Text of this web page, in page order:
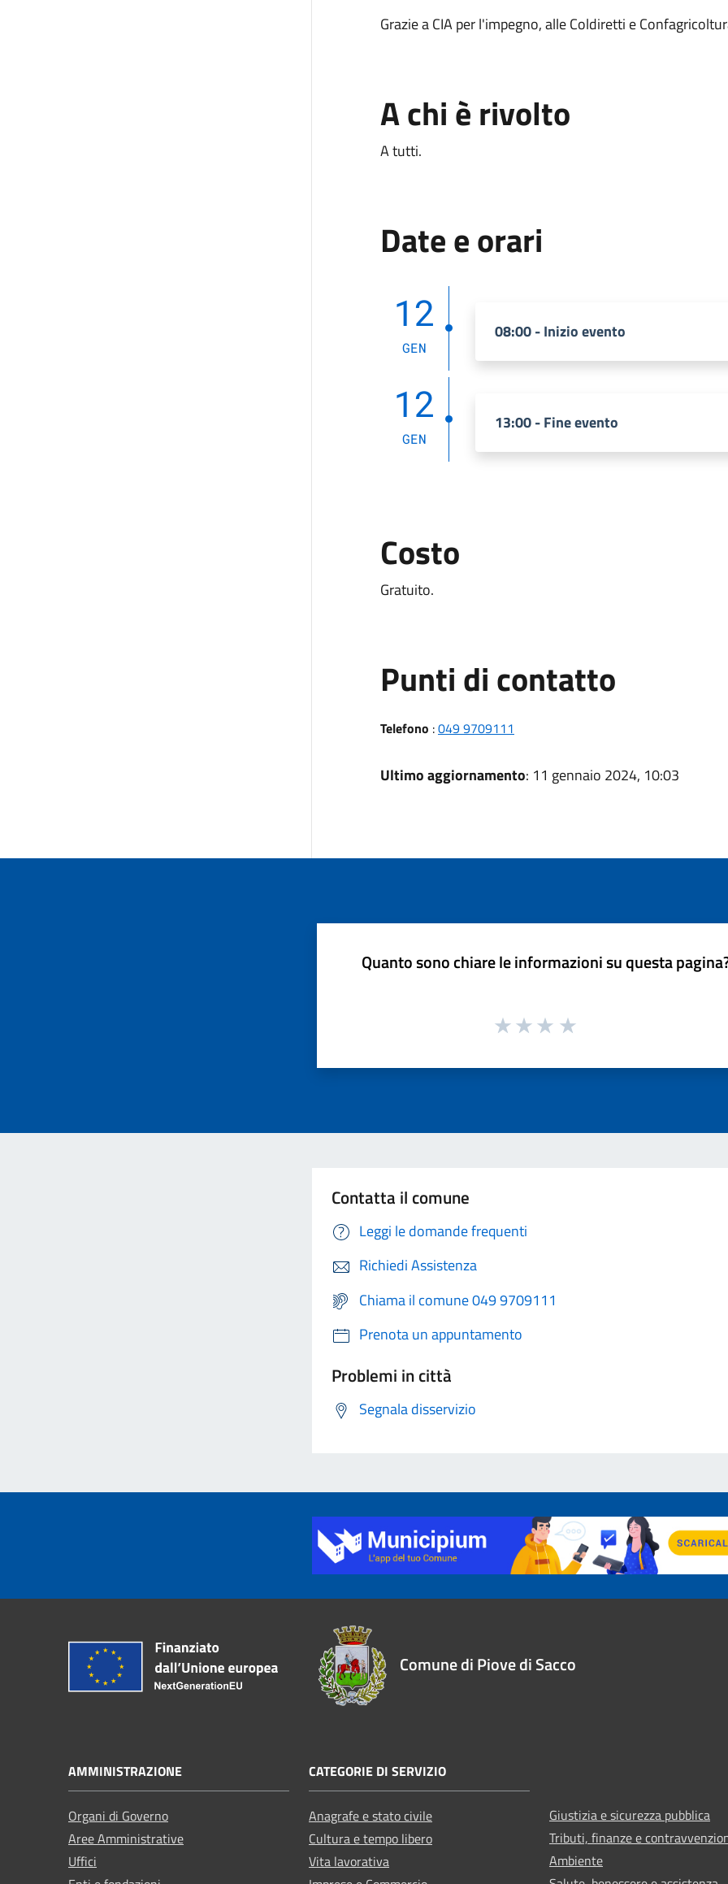
Grazie a CIA per l'impegno, alle Coldiretti e
A chi è rivolto
A tutti.
Date e orari
12
GEN
08:00 - Inizio evento
12
GEN
13:00 - Fine evento
Costo
Gratuito.
Punti di contatto
Telefono :049 9709111
Ultimo aggiornamento: 11 gennaio 2024, 10:03
Quanto sono chiare le informazioni su questa
Contatta il comune
Leggi le domande frequenti
Richiedi Assistenza
Chiama il comune 049 9709111
Prenota un appuntamento
Problemi in città
Segnala disservizio
Comune di Piove di Sacco
AMMINISTRAZIONE
Organi di Governo
Aree Amministrative
Uffici
CATEGORIE DI SERVIZIO
Anagrafe e stato civile
Cultura e tempo libero
Vita lavorativa
Giustizia e sicurezza pubblica
Tributi, finanze e
Ambiente